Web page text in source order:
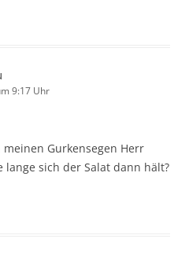
9:17 Uhr
Gurkensegen Herr
sich der Salat dann hält?